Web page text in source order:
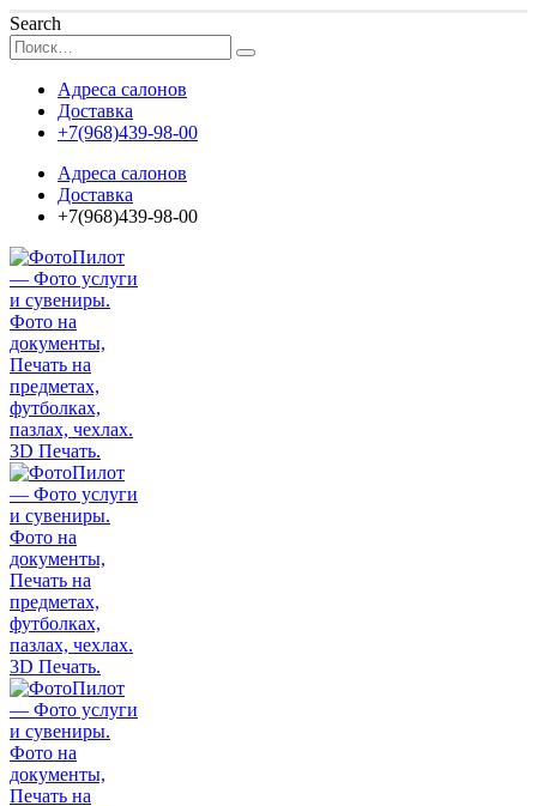
Search
Адреса салонов
Доставка
+7(968)439-98-00
Адреса салонов
Доставка
+7(968)439-98-00